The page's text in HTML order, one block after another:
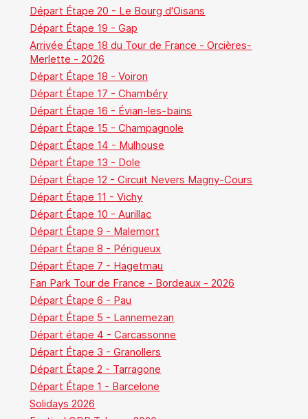
Départ Étape 20 - Le Bourg d'Oisans
Départ Étape 19 - Gap
Arrivée Étape 18 du Tour de France - Orcières-
Merlette - 2026
Départ Étape 18 - Voiron
Départ Étape 17 - Chambéry
Départ Étape 16 - Évian-les-bains
Départ Étape 15 - Champagnole
Départ Étape 14 - Mulhouse
Départ Étape 13 - Dole
Départ Étape 12 - Circuit Nevers Magny-Cours
Départ Étape 11 - Vichy
Départ Étape 10 - Aurillac
Départ Étape 9 - Malemort
Départ Étape 8 - Périgueux
Départ Étape 7 - Hagetmau
Fan Park Tour de France - Bordeaux - 2026
Départ Étape 6 - Pau
Départ Étape 5 - Lannemezan
Départ étape 4 - Carcassonne
Départ Étape 3 - Granollers
Départ Étape 2 - Tarragone
Départ Étape 1 - Barcelone
Solidays 2026